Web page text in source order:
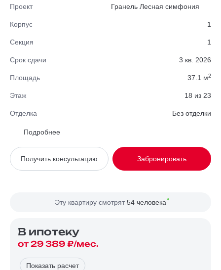
Проект Гранель Лесная симфония
Корпус 1
Секция 1
Срок сдачи 3 кв. 2026
Площадь 37.1 м2
Этаж 18 из 23
Отделка Без отделки
Район
Вид из окна Во двор
Планировка Угловая
Подробнее
Забронировать
Получить консультацию
Эту квартиру смотрят 54 человека
В ипотекy
от 29 389 ₽/мес.
Показать расчет